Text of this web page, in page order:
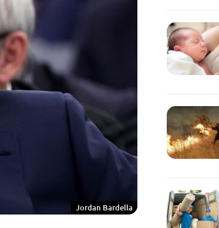
Jordan Bardella